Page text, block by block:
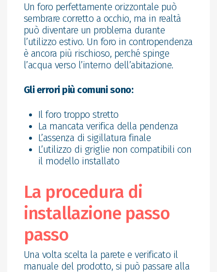
Un foro perfettamente orizzontale può
sembrare corretto a occhio, ma in realtà
può diventare un problema durante
l’utilizzo estivo. Un foro in contropendenza
è ancora più rischioso, perché spinge
l’acqua verso l’interno dell’abitazione.
Gli errori più comuni sono:
Il foro troppo stretto
La mancata verifica della pendenza
L’assenza di sigillatura finale
L’utilizzo di griglie non compatibili con
il modello installato
La procedura di
installazione passo
passo
Una volta scelta la parete e verificato il
manuale del prodotto, si può passare alla